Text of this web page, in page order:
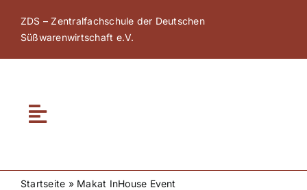
Inhalt
springen
ZDS – Zentralfachschule der Deutschen
Süßwarenwirtschaft e.V.
Toggle
Startseite » Makat InHouse Event